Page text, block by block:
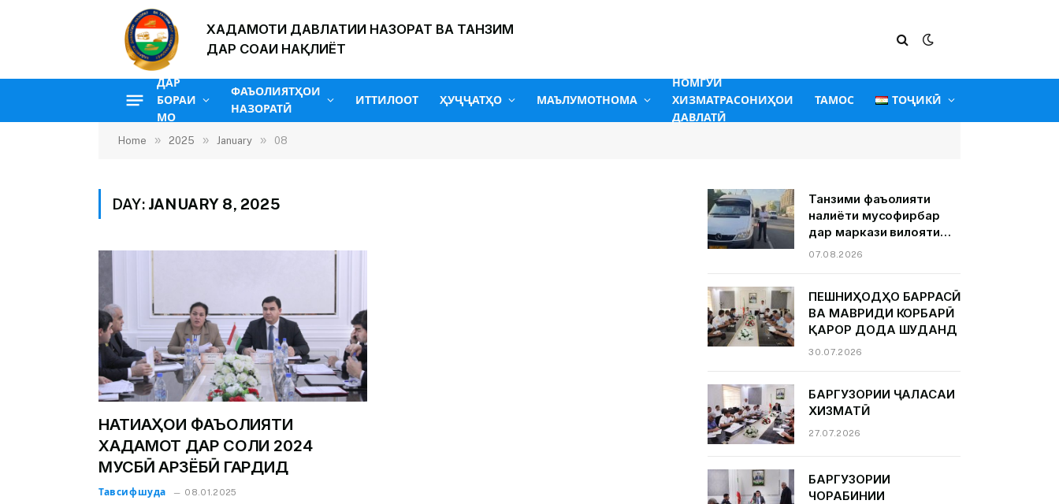
ХАДАМОТИ ДАВЛАТИИ НАЗОРАТ ВА ТАНЗИМ
ДАР СОҲАИ НАҚЛИЁТ
ДАР
БОРАИ
МО
ФАЪОЛИЯТҲОИ
НАЗОРАТӢ
ИТТИЛООТ ҲУҶҶАТҲО МАЪЛУМОТНОМА
НОМГӮИ
ХИЗМАТРАСОНИҲОИ
ДАВЛАТӢ
ТАМОС ТОҶИКӢ
Home » 2025 » January » 08
DAY: JANUARY 8, 2025
НАТИҶАҲОИ ФАЪОЛИЯТИ
ХАДАМОТ ДАР СОЛИ 2024
МУСБӢ АРЗЁБӢ ГАРДИД
Тавсифшуда 08.01.2025
Танзими фаъолияти
нақлиёти мусофирбар
дар маркази вилояти
Суғд шаҳри Хуҷанд.
07.08.2026
ПЕШНИҲОДҲО БАРРАСӢ
ВА МАВРИДИ КОРБАРӢ
ҚАРОР ДОДА ШУДАНД
30.07.2026
БАРГУЗОРИИ ҶАЛАСАИ
ХИЗМАТӢ
27.07.2026
БАРГУЗОРИИ
ЧОРАБИНИИ